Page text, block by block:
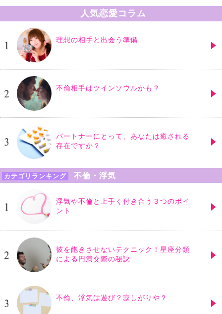
人気恋愛コラム
理想の相手と出会う準備
不倫相手はツインソウルかも？
パートナーにとって、あなたは癒される
存在ですか？
カテゴリランキング 不倫・浮気
浮気や不倫と上手く付き合う３つのポイ
ント
彼を飽きさせないテクニック！星座分類
による円満交際の秘訣
不倫、浮気は遊び？寂しがりや？